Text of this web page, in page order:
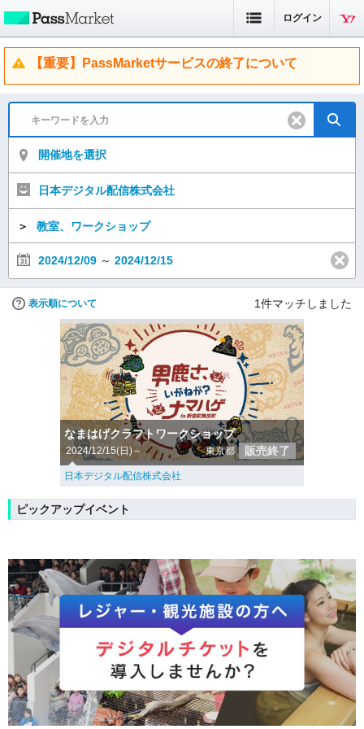
ログイン
【重要】PassMarketサービスの終了について
開催地を選択
日本デジタル配信株式会社
＞ 教室、ワークショップ
2024/12/09 ～ 2024/12/15
表示順について 1件マッチしました
なまはげクラフトワークショップ
2024/12/15(日)～ 東京都 販売終了
日本デジタル配信株式会社
ピックアップイベント